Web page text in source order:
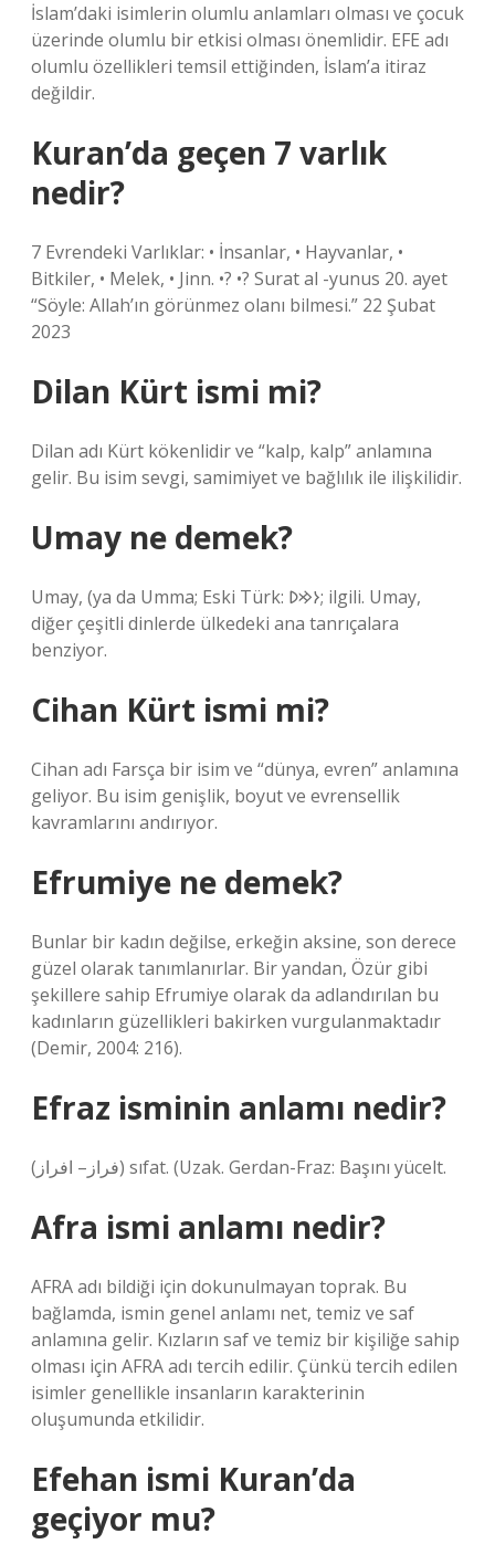
İslam’daki isimlerin olumlu anlamları olması ve çocuk
üzerinde olumlu bir etkisi olması önemlidir. EFE adı
olumlu özellikleri temsil ettiğinden, İslam’a itiraz
değildir.
Kuran’da geçen 7 varlık
nedir?
7 Evrendeki Varlıklar: • İnsanlar, • Hayvanlar, •
Bitkiler, • Melek, • Jinn. •? •? Surat al -yunus 20. ayet
“Söyle: Allah’ın görünmez olanı bilmesi.” 22 Şubat
2023
Dilan Kürt ismi mi?
Dilan adı Kürt kökenlidir ve “kalp, kalp” anlamına
gelir. Bu isim sevgi, samimiyet ve bağlılık ile ilişkilidir.
Umay ne demek?
Umay, (ya da Umma; Eski Türk: 𐰆𐰢𐰖; ilgili. Umay,
diğer çeşitli dinlerde ülkedeki ana tanrıçalara
benziyor.
Cihan Kürt ismi mi?
Cihan adı Farsça bir isim ve “dünya, evren” anlamına
geliyor. Bu isim genişlik, boyut ve evrensellik
kavramlarını andırıyor.
Efrumiye ne demek?
Bunlar bir kadın değilse, erkeğin aksine, son derece
güzel olarak tanımlanırlar. Bir yandan, Özür gibi
şekillere sahip Efrumiye olarak da adlandırılan bu
kadınların güzellikleri bakirken vurgulanmaktadır
(Demir, 2004: 216).
Efraz isminin anlamı nedir?
(ﻓﺮﺍﺯ– ﺍﻓﺮﺍﺯ) sıfat. (Uzak. Gerdan-Fraz: Başını yücelt.
Afra ismi anlamı nedir?
AFRA adı bildiği için dokunulmayan toprak. Bu
bağlamda, ismin genel anlamı net, temiz ve saf
anlamına gelir. Kızların saf ve temiz bir kişiliğe sahip
olması için AFRA adı tercih edilir. Çünkü tercih edilen
isimler genellikle insanların karakterinin
oluşumunda etkilidir.
Efehan ismi Kuran’da
geçiyor mu?